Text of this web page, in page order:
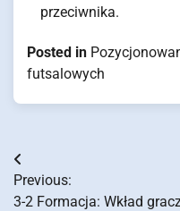
przeciwnika.
Posted in
futsalowych
Post
navigation
Previous:
3-2 Formacja: Wkład